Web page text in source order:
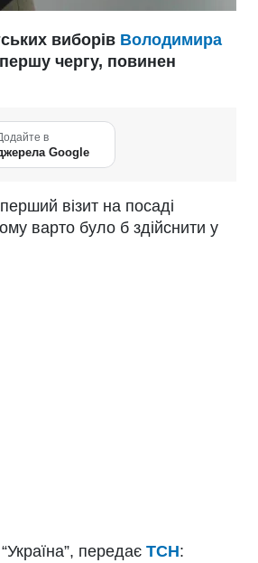
виборів Володимира
першу чергу, повинен
в
Google
візит на посаді
варто було б здійснити у
передає ТСН: